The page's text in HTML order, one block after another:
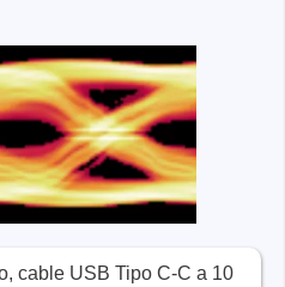
cable USB Tipo C-C a 10